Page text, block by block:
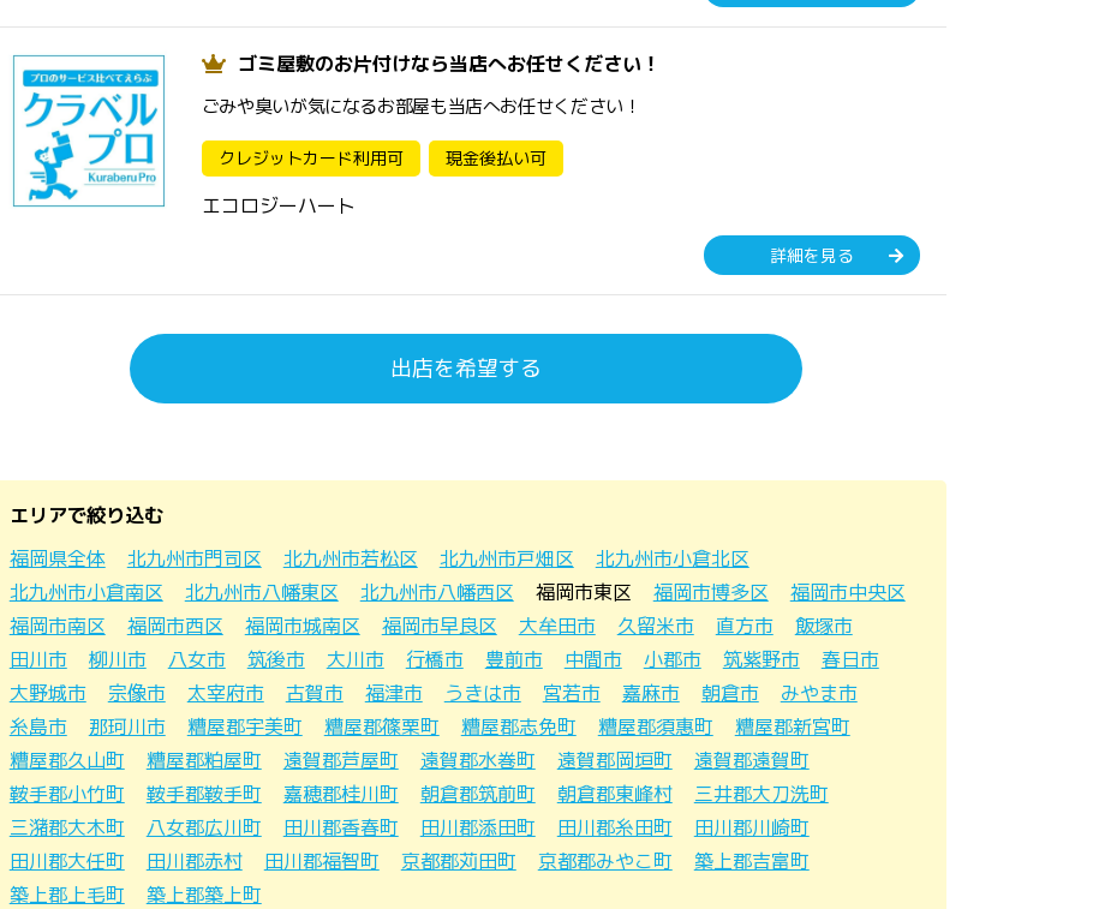
ゴミ屋敷のお片付けなら当店へお任せください！
ごみや臭いが気になるお部屋も当店へお任せください！
クレジットカード利用可 現金後払い可
エコロジーハート
詳細を見る
出店を希望する
エリアで絞り込む
福岡県全体
北九州市門司区 北九州市若松区 北九州市戸畑区
北九州市小倉北区
北九州市小倉南区
北九州市八幡東区 北九州市八幡西区 福岡市東区 福岡市博多区
福岡市中央区
福岡市南区
福岡市西区 福岡市城南区 福岡市早良区 大牟田市 久留米市 直方市
飯塚市
田川市
柳川市 八女市 筑後市 大川市 行橋市 豊前市 中間市 小郡市 筑紫野市
春日市
大野城市
宗像市 太宰府市 古賀市 福津市 うきは市 宮若市 嘉麻市 朝倉市
みやま市
糸島市
那珂川市 糟屋郡宇美町 糟屋郡篠栗町 糟屋郡志免町 糟屋郡須惠町
糟屋郡新宮町
糟屋郡久山町
糟屋郡粕屋町 遠賀郡芦屋町 遠賀郡水巻町 遠賀郡岡垣町
遠賀郡遠賀町
鞍手郡小竹町
鞍手郡鞍手町 嘉穂郡桂川町 朝倉郡筑前町 朝倉郡東峰村
三井郡大刀洗町
三潴郡大木町
八女郡広川町 田川郡香春町 田川郡添田町 田川郡糸田町
田川郡川崎町
田川郡大任町
田川郡赤村 田川郡福智町 京都郡苅田町 京都郡みやこ町
築上郡吉富町
築上郡上毛町
築上郡築上町